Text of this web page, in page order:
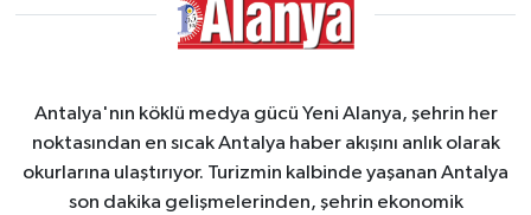
Antalya'nın köklü medya gücü Yeni Alanya, şehrin her
noktasından en sıcak Antalya haber akışını anlık olarak
okurlarına ulaştırıyor. Turizmin kalbinde yaşanan Antalya
son dakika gelişmelerinden, şehrin ekonomik